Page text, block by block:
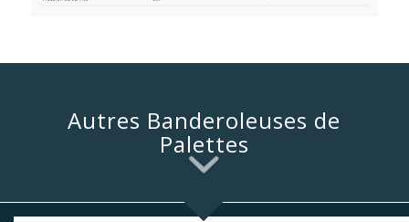
Autres Banderoleuses de
Palettes